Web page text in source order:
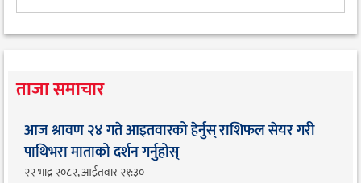
ताजा समाचार
आज श्रावण २४ गते आइतवारको हेर्नुस् राशिफल सेयर गरी
पाथिभरा माताको दर्शन गर्नुहोस्
२२ भाद्र २०८२, आईतवार २१:३०